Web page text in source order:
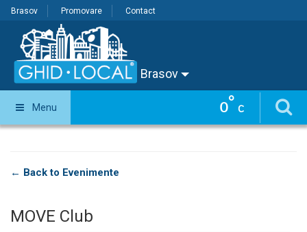
Brasov Promovare Contact
Brasov
0° C
Menu
← Back to Evenimente
MOVE Club